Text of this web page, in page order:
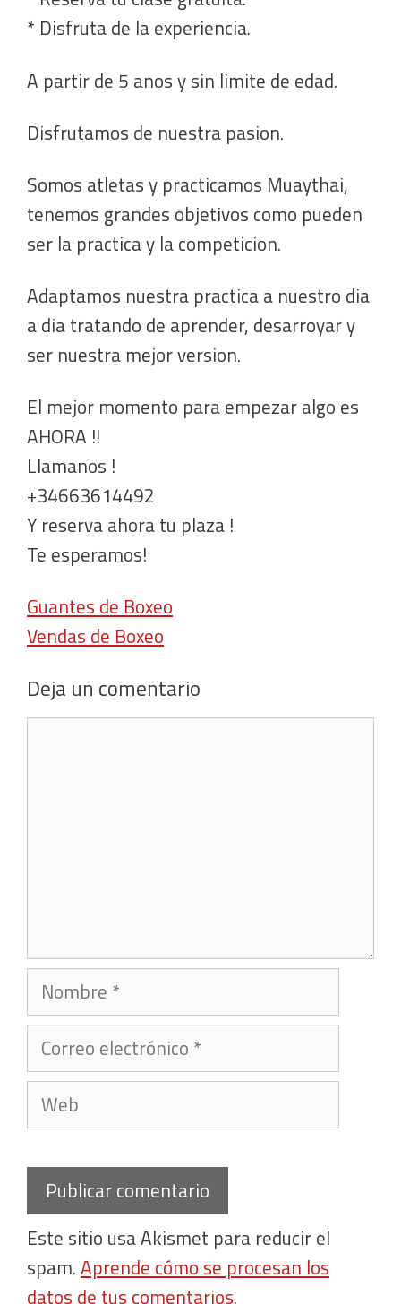
* Disfruta de la experiencia.
A partir de 5 anos y sin limite de edad.
Disfrutamos de nuestra pasion.
Somos atletas y practicamos Muaythai,
tenemos grandes objetivos como pueden
ser la practica y la competicion.
Adaptamos nuestra practica a nuestro dia
a dia tratando de aprender, desarroyar y
ser nuestra mejor version.
El mejor momento para empezar algo es
AHORA !!
Llamanos !
+34663614492
Y reserva ahora tu plaza !
Te esperamos!
Guantes de Boxeo
Vendas de Boxeo
Deja un comentario
Nombre
Correo
electrónico
Web
Este sitio usa Akismet para reducir el
spam.Aprende cómo se procesan los
datos de tus comentarios.